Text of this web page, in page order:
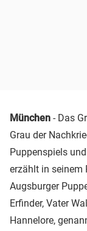
München - Das
Grau der
Puppenspiels
erzählt in seinem
Augsburger
Erfinder, Vater
Hannelore,